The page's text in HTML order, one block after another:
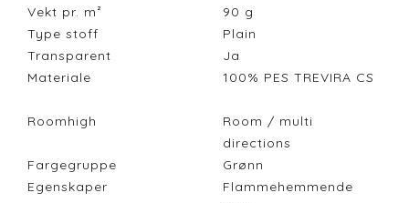
Vekt pr. m²
90 g
Type stoff
Plain
Transparent
Ja
Materiale
100% PES TREVIRA CS
Roomhigh
Room / multi
directions
Fargegruppe
Grønn
Egenskaper
Flammehemmende